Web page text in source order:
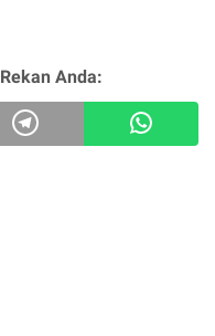
Anda: